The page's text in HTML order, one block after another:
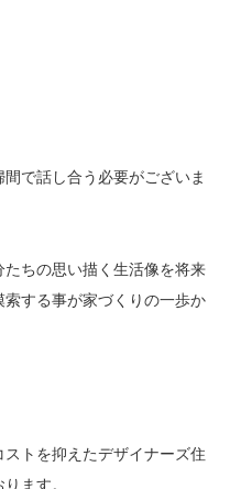
で話し合う必要がございま
ちの思い描く生活像を将来
する事が家づくりの一歩か
トを抑えたデザイナーズ住
ます。